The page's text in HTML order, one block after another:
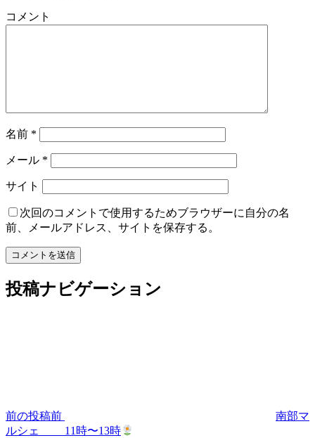
コメント
名前 *
メール *
サイト
次回のコメントで使用するためブラウザーに自分の名
前、メールアドレス、サイトを保存する。
投稿ナビゲーション
前の投稿前
南部マ
ルシェ 11時〜13時